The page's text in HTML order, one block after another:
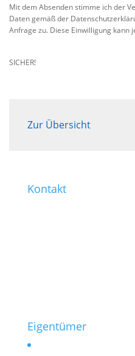
Mit dem Absenden stimme ich der
Daten gemäß der
Anfrage zu. Diese Einwilligung
SICHER!
Zur Übersicht
Kontakt
Eigentümer